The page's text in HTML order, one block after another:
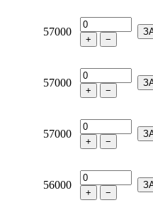
57000
+ −
57000
+ −
57000
+ −
56000
+ −